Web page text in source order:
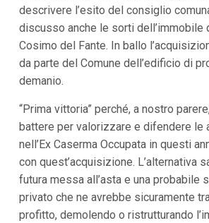
i
n
c
i
p
l
V
i
a
M
e
ù
P
descrivere l’esito del consiglio
discusso anche le sorti dell’immobile
Cosimo del Fante. In ballo
da parte del Comune dell’edificio di
demanio.
“Prima vittoria” perché, a nostro
battere per valorizzare e difendere le
nell’Ex Caserma Occupata in questi
con quest’acquisizione. L’alternativa
futura messa all’asta e una probabile
privato che ne avrebbe sicuramente
profitto, demolendo o ristrutturando